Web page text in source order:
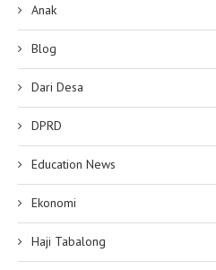
Anak
Blog
Dari Desa
DPRD
Education News
Ekonomi
Haji Tabalong